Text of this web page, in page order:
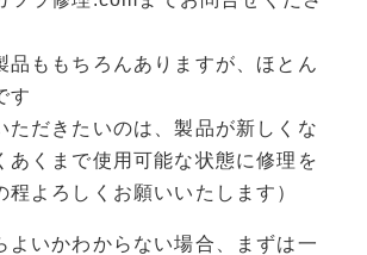
品ももちろんありますが、ほとん
す
ただきたいのは、製品が新しくな
あくまで使用可能な状態に修理を
程よろしくお願いいたします）
よいかわからない場合、まずは一